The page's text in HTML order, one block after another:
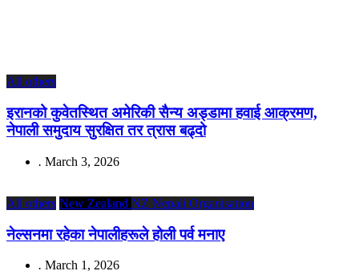
All others
इरानको कुवेतस्थित अमेरिकी सैन्य अड्डामा हवाई आक्रमण,
नेपाली समुदाय सुरक्षित तर त्रास बढ्दो
. March 3, 2026
All others New Zealand NZ Nepali Organisation
नेल्सनमा रहेका नेपालीहरूले होली पर्व मनाए
. March 1, 2026